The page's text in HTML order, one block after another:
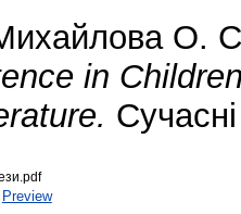
О.
in
Preview